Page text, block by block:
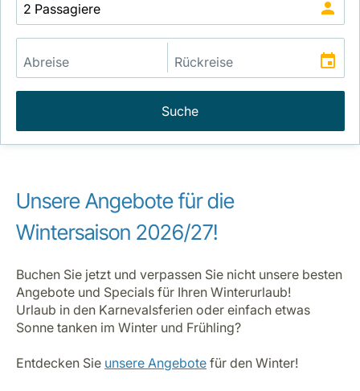
Suche
Unsere Angebote für die
Wintersaison 2026/27!
Buchen Sie jetzt und verpassen Sie nicht unsere besten
Angebote und Specials für Ihren Winterurlaub!
Urlaub in den Karnevalsferien oder einfach etwas
Sonne tanken im Winter und Frühling?
Entdecken Sie unsere Angebote für den Winter!